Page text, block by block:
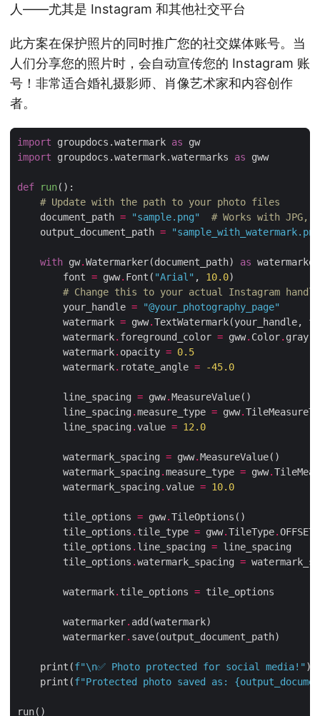
人——尤其是 Instagram 和其他社交平台
此方案在保护照片的同时推广您的社交媒体账号。当
人们分享您的照片时，会自动宣传您的 Instagram 账
号！非常适合婚礼摄影师、肖像艺术家和内容创作
者。
import groupdocs.watermark as
import groupdocs.watermark.watermarks as
def run():
# Update with the path to your photo files
    document_path
= "sample.png"
# Works with JPG,
    output_document_path
=
with gw.Watermarker(document_path) as
        font
= gww. Font( "Arial" , 10.0
# Change this to your actual Instagram
        your_handle
=
"@your_photography_page"
        watermark
= gww.
        watermark
. foreground_color = gww. Color.
        watermark
. opacity = 0.5
        watermark
. rotate_angle = -45.0
        line_spacing
= gww.
        line_spacing
.measure_type = gww.
        line_spacing
.value = 12.0
        watermark_spacing
= gww.
        watermark_spacing
.measure_type = gww.
        watermark_spacing
.value = 10.0
        tile_options
= gww.
        tile_options
. tile_type = gww.TileType.
        tile_options
. line_spacing =
        tile_options
.watermark_spacing =
        watermark
. tile_options =
        watermarker
.
        watermarker
.
    print(
f"\n✅ Photo protected for social media!"
    print(
f"Protected photo saved as: {